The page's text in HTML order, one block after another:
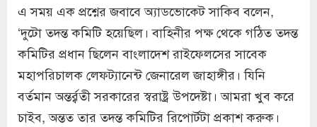
এ সময় এক প্রশ্নের জবাবে অ্যাডভোকেট সাকিব বলেন,
‘দুটো তদন্ত কমিটি হয়েছিল। বাহিনীর পক্ষ থেকে গঠিত তদন্ত
কমিটির প্রধান ছিলেন বাংলাদেশ রাইফেলসের সাবেক
মহাপরিচালক লেফট্যানেন্ট জেনারেল জাহাঙ্গীর। যিনি
বর্তমান অন্তর্র্বতী সরকারের স্বরাষ্ট্র উপদেষ্টা। আমরা খুব করে
চাইব, অন্তত তার তদন্ত কমিটির রিপোর্টটা প্রকাশ করুক।